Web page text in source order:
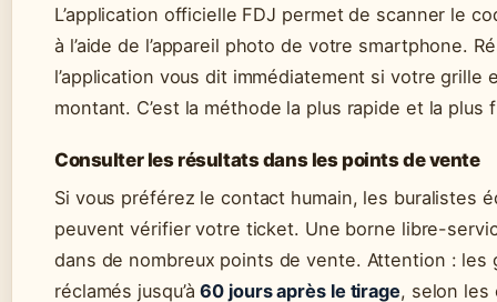
L’application officielle FDJ permet de scanner le
à l’aide de l’appareil photo de votre smartphone.
l’application vous dit immédiatement si votre grille
montant. C’est la méthode la plus rapide et la plus
Consulter les résultats dans les points de vente
Si vous préférez le contact humain, les buralistes
peuvent vérifier votre ticket. Une borne libre-
dans de nombreux points de vente. Attention : les
réclamés jusqu’à60 jours après le tirage, selon les